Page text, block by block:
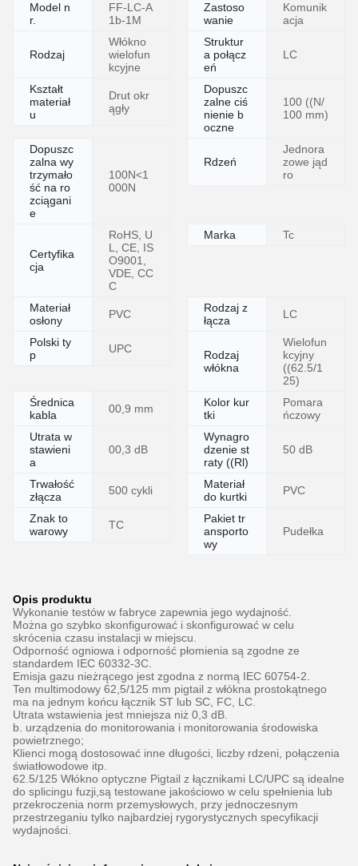
Model n
r.
FF-LC-A
1b-1M
Zastoso
wanie
Komunik
acja
Rodzaj
Włókno
wielofun
kcyjne
Struktur
a połącz
eń
LC
Kształt
materiał
u
Drut okr
ągły
Dopuszc
zalne ciś
nienie b
oczne
100 ((N/
100 mm)
Dopuszc
zalna wy
trzymało
ść na ro
zciągani
e
100N<1
000N
Rdzeń
Jednora
zowe jąd
ro
Certyfika
cja
RoHS, U
L, CE, IS
O9001,
VDE, CC
C
Marka Tc
Materiał
osłony
PVC
Rodzaj z
łącza
LC
Polski ty
p
UPC
Rodzaj
włókna
Wielofun
kcyjny
((62.5/1
25)
Średnica
kabla
00,9 mm
Kolor kur
tki
Pomara
ńczowy
Utrata w
stawieni
a
00,3 dB
Wynagro
dzenie st
raty ((Rl)
50 dB
Trwałość
złącza
500 cykli
Materiał
do kurtki
PVC
Znak to
warowy
TC
Pakiet tr
ansporto
wy
Pudełka
Opis produktu
Wykonanie testów w fabryce zapewnia jego wydajność.
Można go szybko skonfigurować i skonfigurować w celu
skrócenia czasu instalacji w miejscu.
Odporność ogniowa i odporność płomienia są zgodne ze
standardem IEC 60332-3C.
Emisja gazu nieżrącego jest zgodna z normą IEC 60754-2.
Ten multimodowy 62,5/125 mm pigtail z włókna prostokątnego
ma na jednym końcu łącznik ST lub SC, FC, LC.
Utrata wstawienia jest mniejsza niż 0,3 dB.
b. urządzenia do monitorowania i monitorowania środowiska
powietrznego;
Klienci mogą dostosować inne długości, liczby rdzeni, połączenia
światłowodowe itp.
62.5/125 Włókno optyczne Pigtail z łącznikami LC/UPC są idealne
do splicingu fuzji,są testowane jakościowo w celu spełnienia lub
przekroczenia norm przemysłowych, przy jednoczesnym
przestrzeganiu tylko najbardziej rygorystycznych specyfikacji
wydajności.